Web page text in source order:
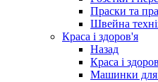
Праски та
Швейна
Краса і здоров'я
Назад
Краса і
Машинки для